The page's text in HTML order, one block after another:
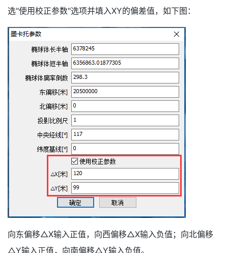
选"使用校正参数"选项并填入XY的偏差值，如下图：
向东偏移△X输入正值，向西偏移△X输入负值；向北偏移
△Y输入正值，向南偏移△Y输入负值。